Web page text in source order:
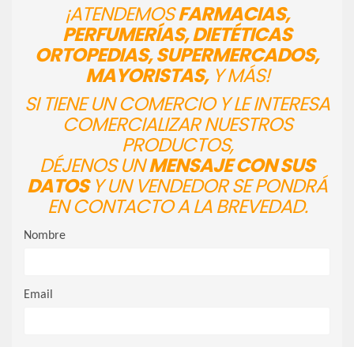
¡ATENDEMOSFARMACIAS,
PERFUMERÍAS, DIETÉTICAS
ORTOPEDIAS, SUPERMERCADOS,
MAYORISTAS,Y MÁS!
SI TIENE UN COMERCIO Y LE INTERESA
COMERCIALIZAR NUESTROS
PRODUCTOS,
DÉJENOS UNMENSAJE CON SUS
DATOSY UN VENDEDOR SE PONDRÁ
EN CONTACTO A LA BREVEDAD.
Nombre
Email